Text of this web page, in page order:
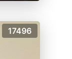
17496